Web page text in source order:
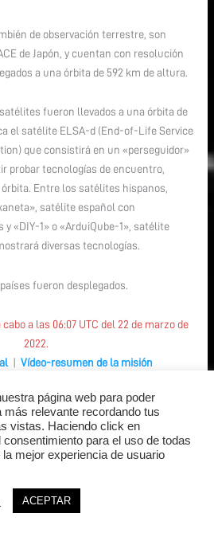
de observación terrestre, son
de Japón, y cuentan con resolución
a una órbita de 592 km de altura.
fueron llevados a una órbita de
el satélite ELSA-d (End-of-Life Service
que consistirá en un «perseguidor»
probar tecnologías de encuentro,
Entre los satélites hispanos,
satélite español con
«DIY-1» o «ArduiQube-1», satélite
diversas tecnologías.
fueron desplegados.
a las 06:07 UTC del 22 de marzo de
2022.
| Vídeo-resumen de la misión
el lanzamiento, revisa nuestra ficha:
espacial
Fregat
(Rusia)
página web para poder
relevante recordando tus
vistas. Haciendo click en
consentimiento para el uso de todas
mejor experiencia de usuario
ACEPTAR